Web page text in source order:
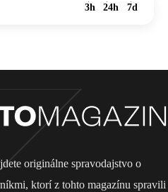
3h 24h 7d
originálne spravodajstvo o
ktorí z tohto magazínu spravili